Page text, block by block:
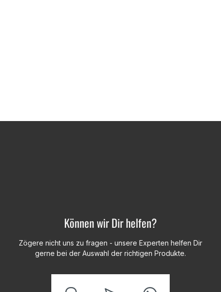
Können wir Dir helfen?
Zögere nicht uns zu fragen - unsere Experten helfen Dir
gerne bei der Auswahl der richtigen Produkte.